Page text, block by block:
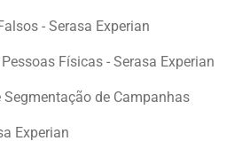
- Serasa Experian
Físicas - Serasa Experian
de Campanhas
Experian